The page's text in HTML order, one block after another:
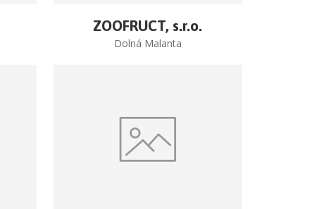
ZOOFRUCT, s.r.o.
Dolná Malanta